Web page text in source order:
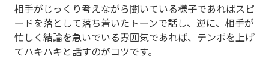
相手がじっくり考えながら聞いている様子であればスピ
ードを落として落ち着いたトーンで話し、逆に、相手が
忙しく結論を急いでいる雰囲気であれば、テンポを上げ
てハキハキと話すのがコツです。